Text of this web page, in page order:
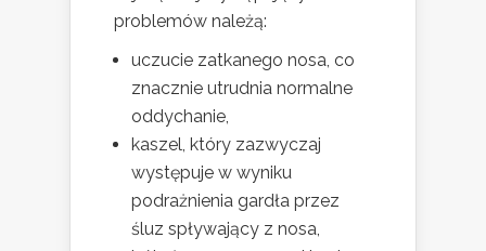
problemów należą:
uczucie zatkanego nosa, co
znacznie utrudnia normalne
oddychanie,
kaszel, który zazwyczaj
występuje w wyniku
podrażnienia gardła przez
śluz spływający z nosa,